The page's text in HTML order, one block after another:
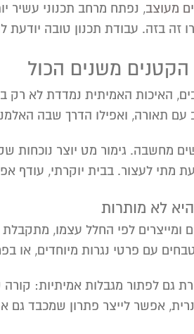
מעוצב, נפתח מרחב תכנוני עשיר
זה בזה. עבודת תכנון טובה יודעת
משנים הכול
האיכות האמיתית נמדדת לא
עם תאורה, ואפילו הדרך שבה
מחשבה. גימור מט יוצר נוכחות
מתי לעצור. בבית יוקרתי, עודף
לא מותרות
ומייצרים לפי החלל עצמו,
עם פרטי נגרות מיוחדים, או
גם לפתור מגבלות אמיתיות: קורה
אפשר לייצר פתרון שמכבד גם